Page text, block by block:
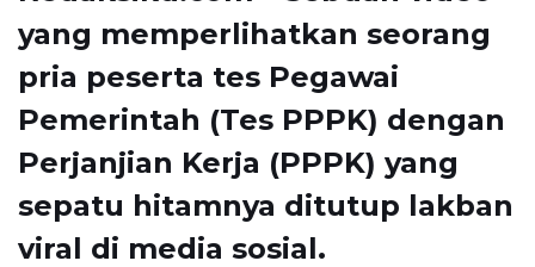
yang memperlihatkan seorang
pria peserta tes Pegawai
Pemerintah (Tes PPPK) dengan
Perjanjian Kerja (PPPK) yang
sepatu hitamnya ditutup lakban
viral di media sosial.